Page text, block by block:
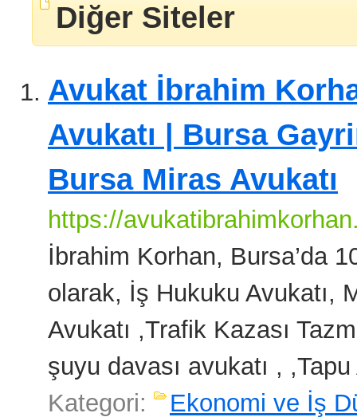
Diğer Siteler
Avukat İbrahim
Avukatı | Bursa
Bursa Miras Avukatı
https://
İbrahim Korhan, Bursa’da
olarak, İş Hukuku Avukatı,
Avukatı ,Trafik Kazası
şuyu davası avukatı ,
Kategori:
Ekonomi ve İş